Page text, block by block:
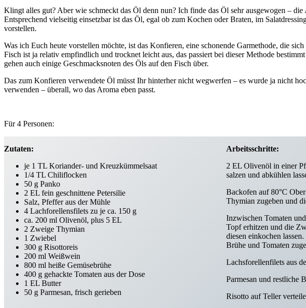
Klingt alles gut? Aber wie schmeckt das Öl denn nun? Ich finde das Öl sehr ausgewogen –
Entsprechend vielseitig einsetzbar ist das Öl, egal ob zum Kochen oder Braten, im
vorstellen.
Was ich Euch heute vorstellen möchte, ist das Konfieren, eine schonende Garmethode, die
Fisch ist ja relativ empfindlich und trocknet leicht aus, das passiert bei dieser Methode
gehen auch einige Geschmacksnoten des Öls auf den Fisch über.
Das zum Konfieren verwendete Öl müsst Ihr hinterher nicht wegwerfen – es wurde ja nicht
verwenden – überall, wo das Aroma eben passt.
Für 4 Personen:
Zutaten:
je 1 TL Koriander- und Kreuzkümmelsaat
1/4 TL Chiliflocken
50 g Panko
2 EL fein geschnittene Petersilie
Salz, Pfeffer aus der Mühle
4 Lachforellensfilets zu je ca. 150 g
ca. 200 ml Olivenöl, plus 5 EL
2 Zweige Thymian
1 Zwiebel
300 g Risottoreis
200 ml Weißwein
800 ml heiße Gemüsebrühe
400 g gehackte Tomaten aus der Dose
1 EL Butter
50 g Parmesan, frisch gerieben
Arbeitsschritte:
2 EL Olivenöl in einer
salzen und abkühlen
Backofen auf 80°C
Thymian zugeben und
Inzwischen Tomaten
Topf erhitzen und die
diesen einkochen
Brühe und Tomaten
Lachsforellenfilets aus
Parmesan und restliche
Risotto auf Teller